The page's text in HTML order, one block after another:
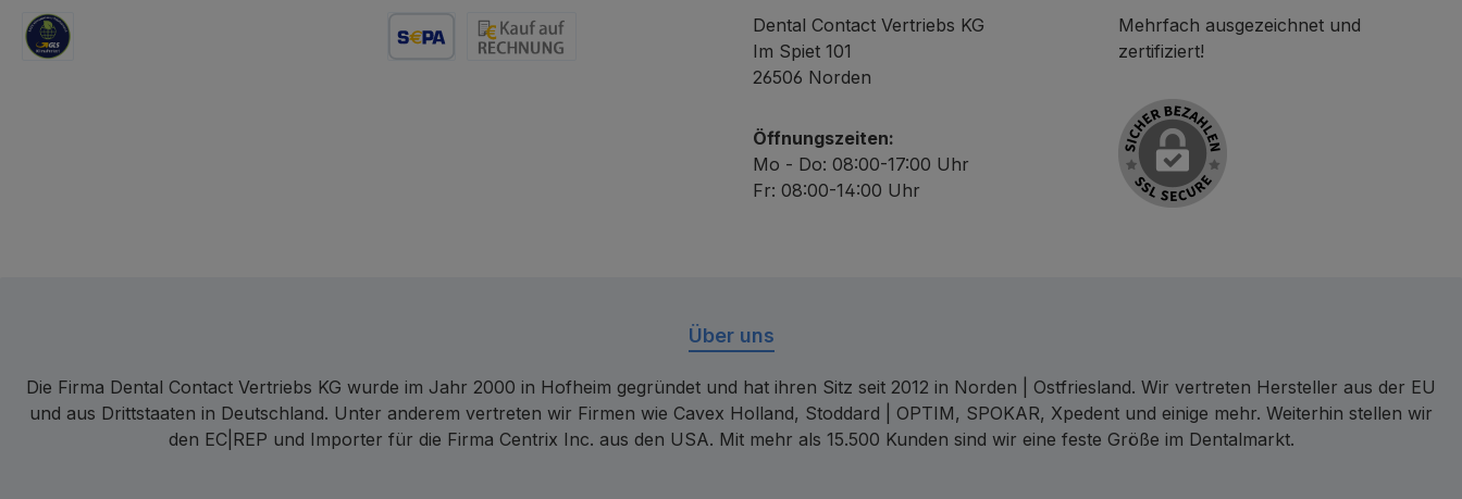
Dental Contact Vertriebs KG
Im Spiet 101
26506 Norden
Öffnungszeiten:
Mo - Do: 08:00-17:00 Uhr
Fr: 08:00-14:00 Uhr
Mehrfach ausgezeichnet und
zertifiziert!
Über uns
Die Firma Dental Contact Vertriebs KG wurde im Jahr 2000 in Hofheim gegründet und hat ihren Sitz seit 2012 in Norden | Ostfriesland. Wir vertreten Hersteller aus der EU
und aus Drittstaaten in Deutschland. Unter anderem vertreten wir Firmen wie Cavex Holland, Stoddard | OPTIM, SPOKAR, Xpedent und einige mehr. Weiterhin stellen wir
den EC|REP und Importer für die Firma Centrix Inc. aus den USA. Mit mehr als 15.500 Kunden sind wir eine feste Größe im Dentalmarkt.